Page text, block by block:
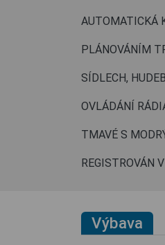
AUTOMATICKÁ
PLÁNOVÁNÍM
SÍDLECH,
OVLÁDÁNÍ
TMAVÉ S
REGISTROVÁN
Výbava